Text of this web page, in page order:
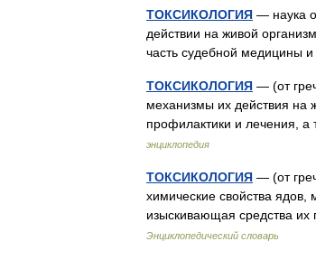
ТОКСИКОЛОГИЯ — наука о
действии на живой
часть судебной медицины
ТОКСИКОЛОГИЯ — (от
механизмы их действия на
профилактики и лечения,
энциклопедия
ТОКСИКОЛОГИЯ — (от
химические свойства
изыскивающая средства
Энциклопедический словарь